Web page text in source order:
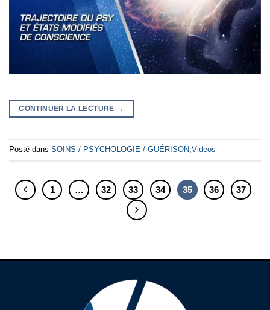
CONTINUER LA LECTURE →
Posté dans SOINS / PSYCHOLOGIE / GUÉRISON,Videos
1 … 32 33 34 35 36 37